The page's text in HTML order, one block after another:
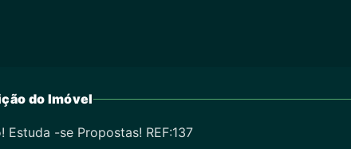
do Imóvel
-se Propostas! REF:137